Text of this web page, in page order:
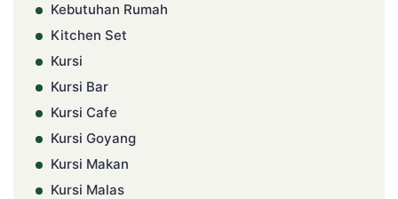
Kebutuhan Rumah
Kitchen Set
Kursi
Kursi Bar
Kursi Cafe
Kursi Goyang
Kursi Makan
Kursi Malas